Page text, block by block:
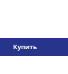
Купить